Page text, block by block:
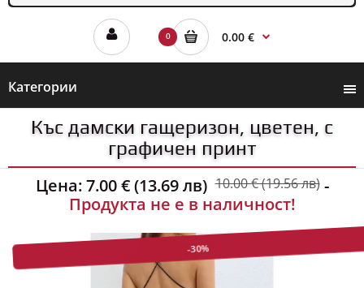
0 0.00 €
Категории
Къс дамски гащеризон, цветен, с
графичен принт
Цена:7.00 € (13.69 лв) 10.00 € (19.56 лв)-
Продукта не е в наличност!